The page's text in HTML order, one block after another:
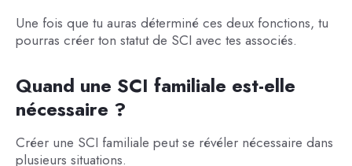
Une fois que tu auras déterminé ces deux fonctions, tu
pourras créer ton statut de SCI avec tes associés.
Quand une SCI familiale est-elle
nécessaire ?
Créer une SCI familiale peut se révéler nécessaire dans
plusieurs situations.